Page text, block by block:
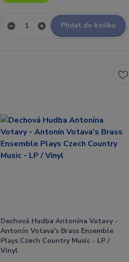
Přidat do košíku
Dechová Hudba Antonína Votavy -
Antonín Votava's Brass Ensemble
Plays Czech Country Music - LP /
Vinyl